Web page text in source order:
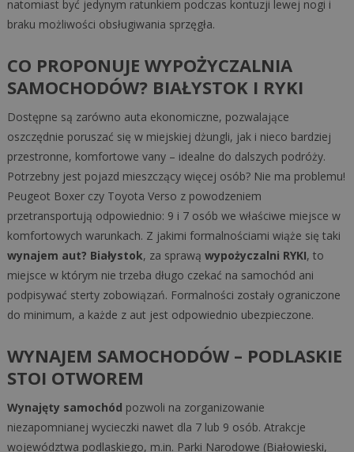
natomiast być jedynym ratunkiem podczas kontuzji lewej nogi i
braku możliwości obsługiwania sprzęgła.
CO PROPONUJE WYPOŻYCZALNIA
SAMOCHODÓW? BIAŁYSTOK I RYKI
Dostępne są zarówno auta ekonomiczne, pozwalające
oszczędnie poruszać się w miejskiej dżungli, jak i nieco bardziej
przestronne, komfortowe vany – idealne do dalszych podróży.
Potrzebny jest pojazd mieszczący więcej osób? Nie ma problemu!
Peugeot Boxer czy Toyota Verso z powodzeniem
przetransportują odpowiednio: 9 i 7 osób we właściwe miejsce w
komfortowych warunkach. Z jakimi formalnościami wiąże się taki
wynajem aut? Białystok, za sprawą wypożyczalni RYKI, to
miejsce w którym nie trzeba długo czekać na samochód ani
podpisywać sterty zobowiązań. Formalności zostały ograniczone
do minimum, a każde z aut jest odpowiednio ubezpieczone.
WYNAJEM SAMOCHODÓW – PODLASKIE
STOI OTWOREM
Wynajęty samochód pozwoli na zorganizowanie
niezapomnianej wycieczki nawet dla 7 lub 9 osób. Atrakcje
województwa podlaskiego, m.in. Parki Narodowe (Białowieski,